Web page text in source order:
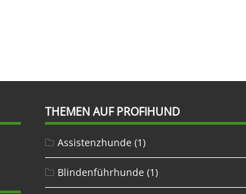
THEMEN AUF PROFIHUND
Assistenzhunde(1)
Blindenführhunde(1)